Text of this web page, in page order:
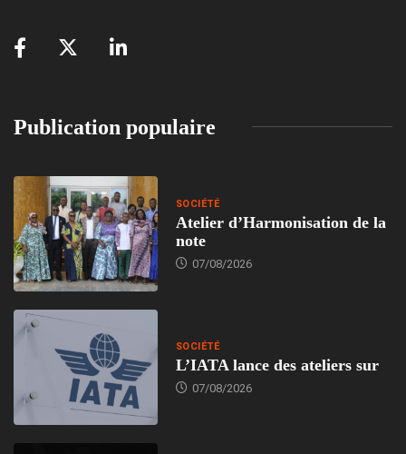
Publication populaire
SOCIÉTÉ
Atelier d’Harmonisation de la
note
07/08/2026
SOCIÉTÉ
L’IATA lance des ateliers sur
07/08/2026